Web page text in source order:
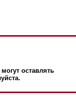
оставлять